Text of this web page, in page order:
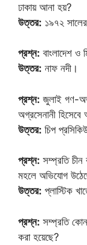
ঢাকায় আনা হয়?
উত্তর: ১৯৭২
প্রশ্ন: বাংলাদেশ ও
উত্তর: নাফ নদী।
প্রশ্ন: জুলাই গণ-
অগ্রসেনানী
উত্তর: চিপ
প্রশ্ন: সম্প্রতি চীন
মহলে অভিযোগ
উত্তর: প্লাস্টিক
প্রশ্ন: সম্প্রতি কোন
করা হয়েছে?